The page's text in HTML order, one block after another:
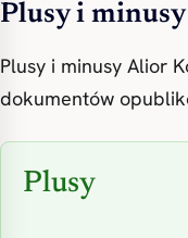
Plusy i
Plusy i minusy Alior
dokumentów
Plusy